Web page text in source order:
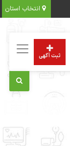
انتخاب استان
ثبت آگهی